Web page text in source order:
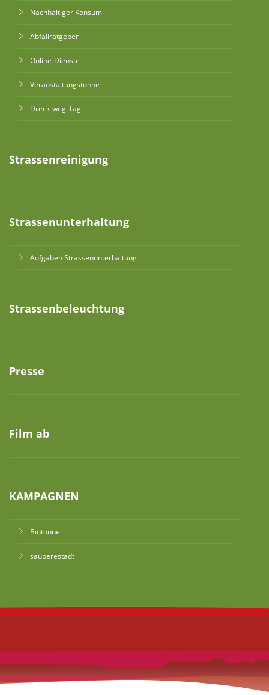
Nachhaltiger Konsum
Abfallratgeber
Online-Dienste
Veranstaltungstonne
Dreck-weg-Tag
Strassenreinigung
Strassenunterhaltung
Aufgaben Strassenunterhaltung
Strassenbeleuchtung
Presse
Film ab
KAMPAGNEN
Biotonne
sauberestadt